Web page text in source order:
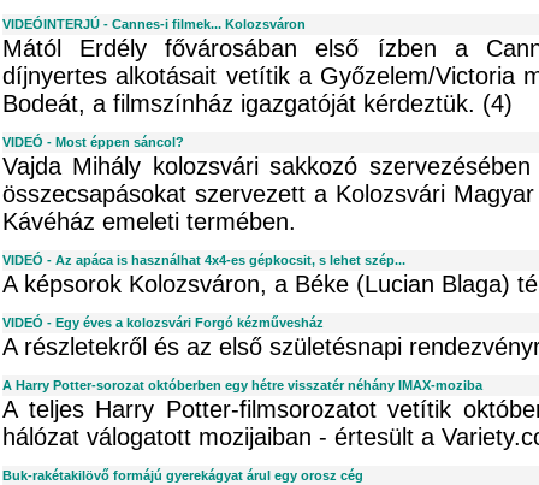
VIDEÓINTERJÚ - Cannes-i filmek... Kolozsváron
Mától Erdély fővárosában első ízben a
díjnyertes alkotásait vetítik a Győzelem/Victoria
Bodeát, a filmszínház igazgatóját kérdeztük. (4)
VIDEÓ - Most éppen sáncol?
Vajda Mihály kolozsvári sakkozó
összecsapásokat szervezett a Kolozsvári
Kávéház emeleti termében.
VIDEÓ - Az apáca is használhat 4x4-es gépkocsit, s lehet szép...
A képsorok Kolozsváron, a Béke (Lucian Blaga)
VIDEÓ - Egy éves a kolozsvári Forgó kézművesház
A részletekről és az első születésnapi
A Harry Potter-sorozat októberben egy hétre visszatér néhány IMAX-moziba
A teljes Harry Potter-filmsorozatot vetítik
hálózat válogatott mozijaiban - értesült a
Buk-rakétakilövő formájú gyerekágyat árul egy orosz cég